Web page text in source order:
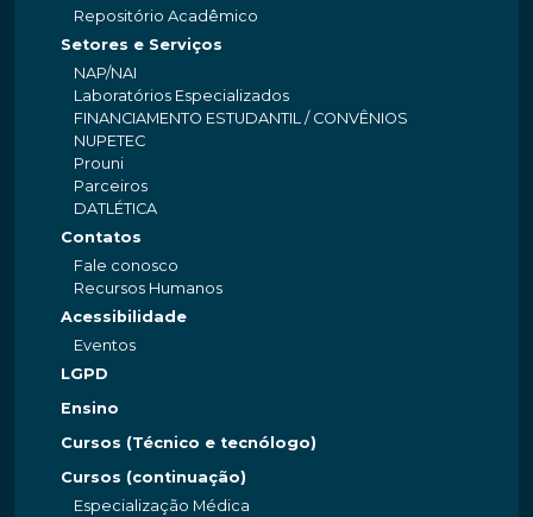
Repositório Acadêmico
Setores e Serviços
NAP/NAI
Laboratórios Especializados
FINANCIAMENTO ESTUDANTIL / CONVÊNIOS
NUPETEC
Prouni
Parceiros
DATLÉTICA
Contatos
Fale conosco
Recursos Humanos
Acessibilidade
Eventos
LGPD
Ensino
Cursos (Técnico e tecnólogo)
Cursos (continuação)
Especialização Médica